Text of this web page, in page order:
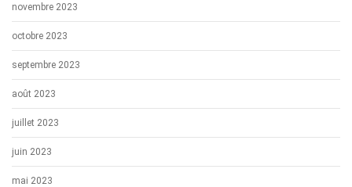
novembre 2023
octobre 2023
septembre 2023
août 2023
juillet 2023
juin 2023
mai 2023